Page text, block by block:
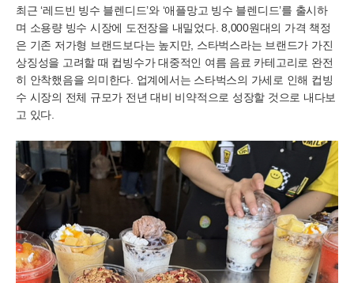
최근 ‘레드빈 빙수 블렌디드’와 ‘애플망고 빙수 블렌디드’를 출시하
며 소용량 빙수 시장에 도전장을 내밀었다. 8,000원대의 가격 책정
은 기존 저가형 브랜드보다는 높지만, 스타벅스라는 브랜드가 가진
상징성을 고려할 때 컵빙수가 대중적인 여름 음료 카테고리로 완전
히 안착했음을 의미한다. 업계에서는 스타벅스의 가세로 인해 컵빙
수 시장의 전체 규모가 전년 대비 비약적으로 성장할 것으로 내다보
고 있다.